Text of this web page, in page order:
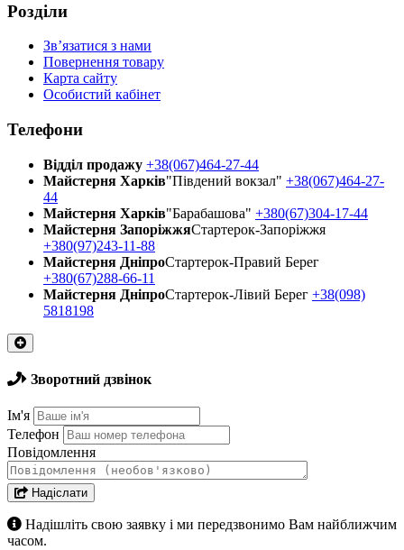
Розділи
Зв’язатися з нами
Повернення товару
Карта сайту
Особистий кабінет
Телефони
Відділ продажу +38(067)464-27-44
Майстерня Харків"Південий вокзал" +38(067)464-27-
44
Майстерня Харків"Барабашова" +380(67)304-17-44
Майстерня ЗапоріжжяСтартерок-Запоріжжя
+380(97)243-11-88
Майстерня ДнiпроСтартерок-Правий Берег
+380(67)288-66-11
Майстерня ДнiпроСтартерок-Лівий Берег +38(098)
5818198
Зворотний дзвінок
Ім'я
Телефон
Повідомлення
Надіслати
Надішліть свою заявку і ми передзвонимо Вам найближчим
часом.